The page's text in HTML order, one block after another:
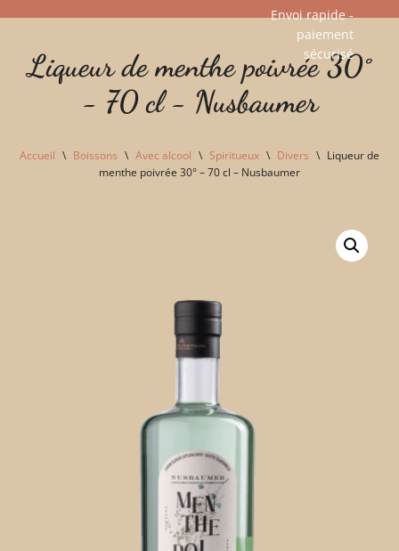
au
Envoi rapide -
paiement
sécurisé​
Liqueur de menthe poivrée 30°
- 70 cl - Nusbaumer
Accueil \ Boissons \ Avec alcool \ Spiritueux \ Divers \ Liqueur de
menthe poivrée 30° – 70 cl – Nusbaumer